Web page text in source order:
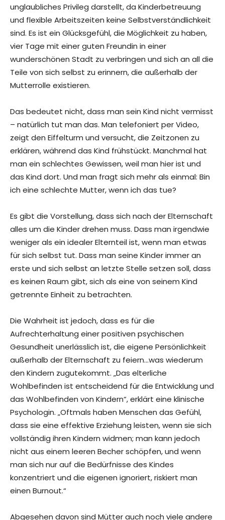
unglaubliches Privileg darstellt, da Kinderbetreuung
und flexible Arbeitszeiten keine Selbstverständlichkeit
sind. Es ist ein Glücksgefühl, die Möglichkeit zu haben,
vier Tage mit einer guten Freundin in einer
wunderschönen Stadt zu verbringen und sich an all die
Teile von sich selbst zu erinnern, die außerhalb der
Mutterrolle existieren.
Das bedeutet nicht, dass man sein Kind nicht vermisst
– natürlich tut man das. Man telefoniert per Video,
zeigt den Eiffelturm und versucht, die Zeitzonen zu
erklären, während das Kind frühstückt. Manchmal hat
man ein schlechtes Gewissen, weil man hier ist und
das Kind dort. Und man fragt sich mehr als einmal: Bin
ich eine schlechte Mutter, wenn ich das tue?
Es gibt die Vorstellung, dass sich nach der Elternschaft
alles um die Kinder drehen muss. Dass man irgendwie
weniger als ein idealer Elternteil ist, wenn man etwas
für sich selbst tut. Dass man seine Kinder immer an
erste und sich selbst an letzte Stelle setzen soll, dass
es keinen Raum gibt, sich als eine von seinem Kind
getrennte Einheit zu betrachten.
Die Wahrheit ist jedoch, dass es für die
Aufrechterhaltung einer positiven psychischen
Gesundheit unerlässlich ist, die eigene Persönlichkeit
außerhalb der Elternschaft zu feiern…was wiederum
den Kindern zugutekommt. „Das elterliche
Wohlbefinden ist entscheidend für die Entwicklung und
das Wohlbefinden von Kindern“, erklärt eine klinische
Psychologin. „Oftmals haben Menschen das Gefühl,
dass sie eine effektive Erziehung leisten, wenn sie sich
vollständig ihren Kindern widmen; man kann jedoch
nicht aus einem leeren Becher schöpfen, und wenn
man sich nur auf die Bedürfnisse des Kindes
konzentriert und die eigenen ignoriert, riskiert man
einen Burnout.“
Abgesehen davon sind Mütter auch noch viele andere